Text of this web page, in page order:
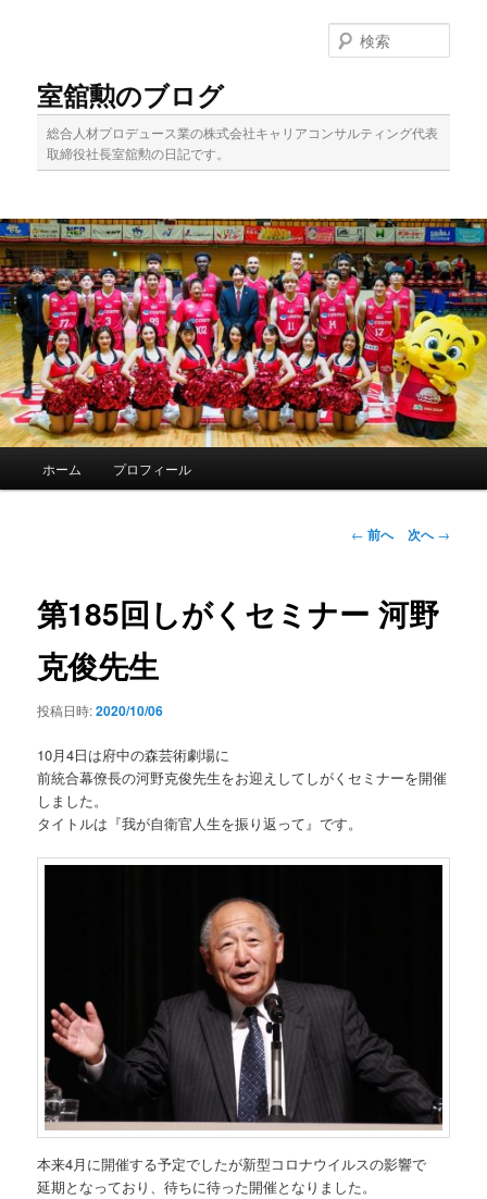
移
動
室舘勲のブログ
総合人材プロデュース業の株式会社キャリアコンサルティング代表
取締役社長室舘勲の日記です。
索
ホーム プロフィール
投
ゲ
← 前へ 次へ→
第185回しがくセミナー 河野
克俊先生
投稿日時:2020/10/06
10月4日は府中の森芸術劇場に
前統合幕僚長の河野克俊先生をお迎えしてしがくセミナーを開催
しました。
タイトルは『我が自衛官人生を振り返って』です。
本来4月に開催する予定でしたが新型コロナウイルスの影響で
延期となっており、待ちに待った開催となりました。